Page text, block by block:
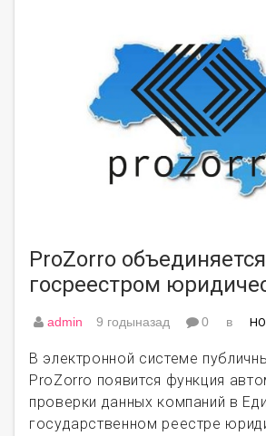
ProZorro
госреестром
admin 9 годыназад 0 в
В электронной системе
ProZorro появится функция
проверки данных компаний в
государственном реестре